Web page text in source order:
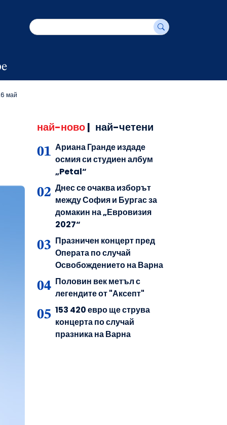
май
най-ново| най-четени
Ариана Гранде издаде
осмия си студиен албум
„Petal“
Днес се очаква изборът
между София и Бургас за
домакин на „Евровизия
2027“
Празничен концерт пред
Операта по случай
Освобождението на Варна
Половин век метъл с
легендите от "Аксепт"
153 420 евро ще струва
концерта по случай
празника на Варна